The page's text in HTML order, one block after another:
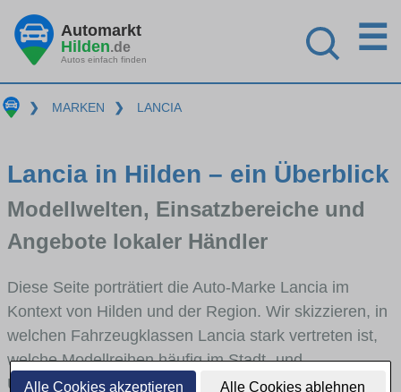
Alle Cookies akzeptieren Alle Cookies ablehnen
Automarkt
Hilden.de
Autos einfach finden
☰
❯ MARKEN ❯ LANCIA
Lancia in Hilden – ein Überblick
Modellwelten, Einsatzbereiche und
Angebote lokaler Händler
Diese Seite porträtiert die Auto-Marke Lancia im
Kontext von Hilden und der Region. Wir skizzieren, in
welchen Fahrzeugklassen Lancia stark vertreten ist,
welche Modellreihen häufig im Stadt- und
Umlandverkehr zu sehen sind und für welche